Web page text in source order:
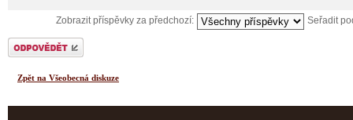
Zobrazit příspěvky za předchozí: Seřadit
Odeslat odpověď
Zpět na Všeobecná diskuze